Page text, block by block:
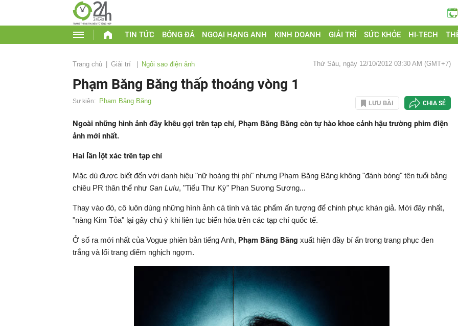
TIN TỨC BÓNG ĐÁ NGOẠI HẠNG ANH KINH DOANH GIẢI TRÍ SỨC KHỎE HI-TECH
Trang chủ Giải trí Ngôi sao điện ảnh Thứ Sáu, ngày 12/10/2012 03:30 AM (GMT+7)
Phạm Băng Băng thấp thoáng vòng 1
Sự kiện: Phạm Băng Băng LƯU BÀI CHIA SẺ
Ngoài những hình ảnh đầy khêu gợi trên tạp chí, Phạm Băng Băng còn tự hào khoe cảnh hậu trường phim điện
ảnh mới nhất.
Hai lần lột xác trên tạp chí
Mặc dù được biết đến với danh hiệu "nữ hoàng thị phi" nhưng Phạm Băng Băng không "đánh bóng" tên tuổi bằng
chiêu PR thân thể như Gan Lulu, "Tiểu Thư Kỳ" Phan Sương Sương...
Thay vào đó, cô luôn dùng những hình ảnh cá tính và tác phẩm ấn tượng để chinh phục khán giả. Mới đây nhất,
"nàng Kim Tỏa" lại gây chú ý khi liên tục biến hóa trên các tạp chí quốc tế.
Ở số ra mới nhất của Vogue phiên bản tiếng Anh, Phạm Băng Băng xuất hiện đầy bí ẩn trong trang phục đen
trắng và lối trang điểm nghịch ngợm.